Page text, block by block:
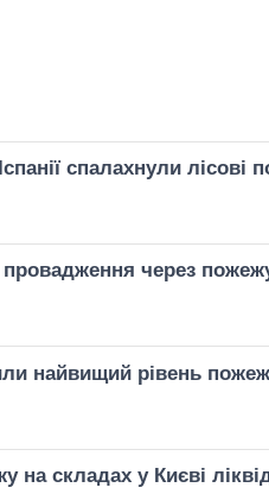
спалахнули лісові
провадження через
найвищий рівень
на складах у Києві